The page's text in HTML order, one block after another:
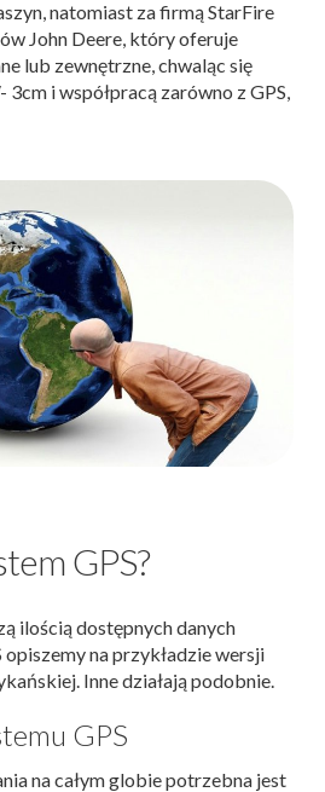
natomiast za firmą StarFire
John Deere, który oferuje
lub zewnętrzne, chwaląc się
i współpracą zarówno z GPS,
GPS?
ilością dostępnych danych
opiszemy na przykładzie wersji
Inne działają podobnie.
GPS
na całym globie potrzebna jest